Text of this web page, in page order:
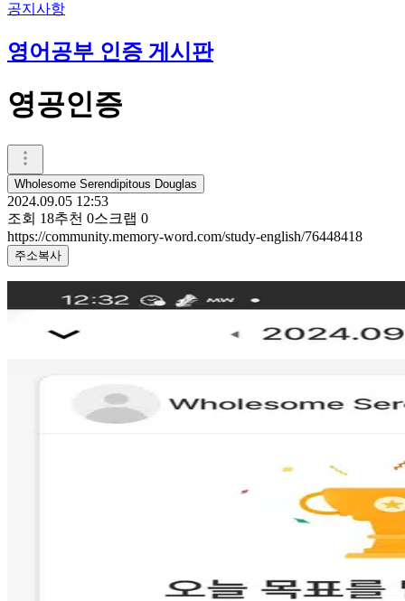
공지사항
영어공부 인증 게시판
영공인증
Wholesome Serendipitous Douglas
2024.09.05 12:53
조회 18추천 0스크랩 0
https://community.memory-word.com/study-english/76448418
주소복사